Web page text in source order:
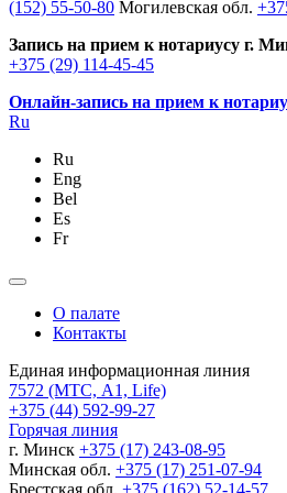
(152) 55-50-80 Могилевская обл.
Запись на прием к нотариусу г.
+375 (29) 114-45-45
Онлайн-запись на прием к
Ru
Ru
Eng
Bel
Es
Fr
О палате
Контакты
Единая информационная линия
7572 (МТС, A1, Life)
+375 (44) 592-99-27
Горячая линия
г. Минск +375 (17) 243-08-95
Минская обл. +375 (17) 251-07-94
Брестская обл. +375 (162) 52-14-57